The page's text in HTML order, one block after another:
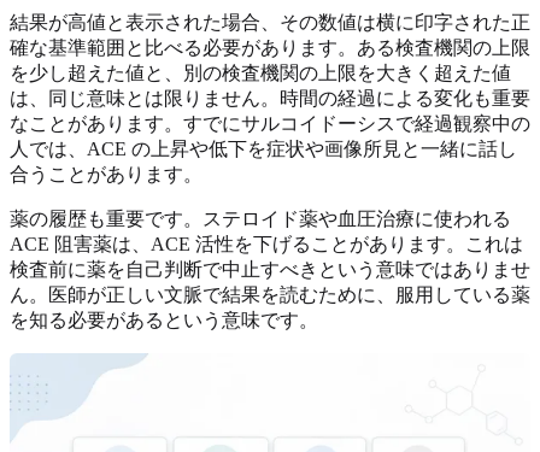
結果が高値と表示された場合、その数値は横に印字された正
確な基準範囲と比べる必要があります。ある検査機関の上限
を少し超えた値と、別の検査機関の上限を大きく超えた値
は、同じ意味とは限りません。時間の経過による変化も重要
なことがあります。すでにサルコイドーシスで経過観察中の
人では、ACE の上昇や低下を症状や画像所見と一緒に話し
合うことがあります。
薬の履歴も重要です。ステロイド薬や血圧治療に使われる
ACE 阻害薬は、ACE 活性を下げることがあります。これは
検査前に薬を自己判断で中止すべきという意味ではありませ
ん。医師が正しい文脈で結果を読むために、服用している薬
を知る必要があるという意味です。